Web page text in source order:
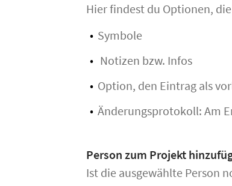
Hier findest du Optionen,
Symbole
Notizen bzw. Infos
Option, den Eintrag als
Änderungsprotokoll: Am
Person zum Projekt
Ist die ausgewählte Person